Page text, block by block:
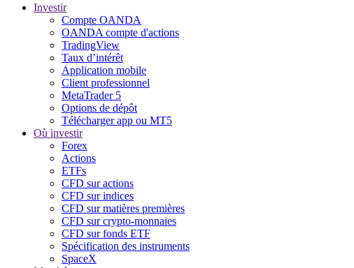
Investir
Compte OANDA
OANDA compte d'actions
TradingView
Taux d’intérêt
Application mobile
Client professionnel
MetaTrader 5
Options de dépôt
Télécharger app ou MT5
Où investir
Forex
Actions
ETFs
CFD sur actions
CFD sur indices
CFD sur matières premières
CFD sur crypto-monnaies
CFD sur fonds ETF
Spécification des instruments
SpaceX